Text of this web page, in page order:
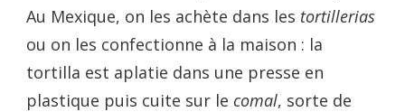
Au Mexique, on les achète dans les tortillerias
ou on les confectionne à la maison : la
tortilla est aplatie dans une presse en
plastique puis cuite sur le comal, sorte de